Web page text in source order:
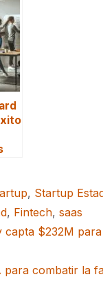
, Startup
, Fintech, saas
capta $232M
para combatir la